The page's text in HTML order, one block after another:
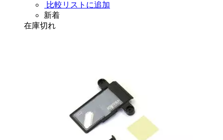
比較リストに追加
新着
在庫切れ